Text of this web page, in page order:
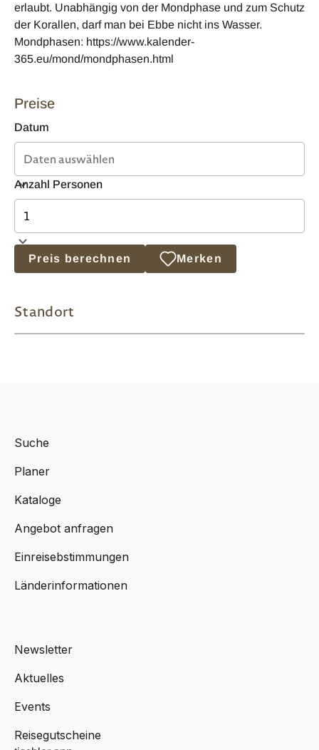
erlaubt. Unabhängig von der Mondphase und zum Schutz
der Korallen, darf man bei Ebbe nicht ins Wasser.
Mondphasen: https://www.kalender-
365.eu/mond/mondphasen.html
Preise
Datum
Anzahl Personen
Preis berechnen Merken
Standort
Suche
Planer
Kataloge
Angebot anfragen
Einreisebstimmungen
Länderinformationen
Newsletter
Aktuelles
Events
Reisegutscheine